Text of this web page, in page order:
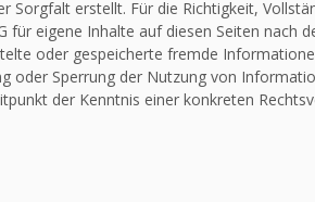
Sorgfalt erstellt. Für die Richtigkeit,
eigene Inhalte auf diesen Seiten nach
oder gespeicherte fremde
oder Sperrung der Nutzung von
der Kenntnis einer konkreten